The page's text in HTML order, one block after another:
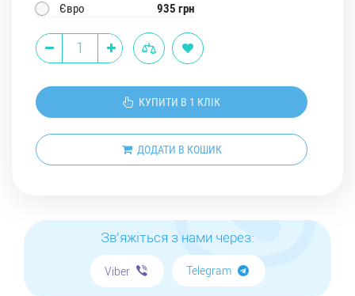
Євро
935 грн
КУПИТИ В 1 КЛІК
ДОДАТИ В КОШИК
Зв'яжіться з нами через:
Viber Telegram